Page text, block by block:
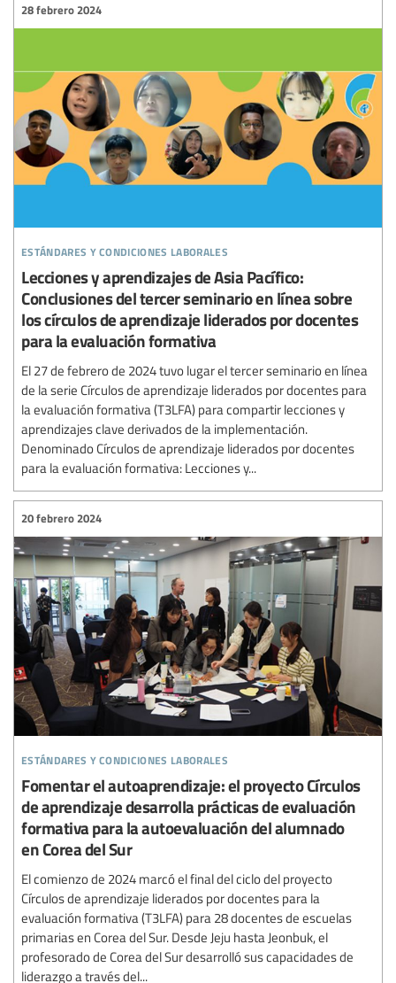
estándares y condiciones laborales
28 febrero 2024
Lecciones y aprendizajes de Asia Pacífico:
Conclusiones del tercer seminario en línea sobre
los círculos de aprendizaje liderados por docentes
para la evaluación formativa
El 27 de febrero de 2024 tuvo lugar el tercer seminario en línea
de la serie Círculos de aprendizaje liderados por docentes para
la evaluación formativa (T3LFA) para compartir lecciones y
aprendizajes clave derivados de la implementación.
Denominado Círculos de aprendizaje liderados por docentes
para la evaluación formativa: Lecciones y...
estándares y condiciones laborales
20 febrero 2024
Fomentar el autoaprendizaje: el proyecto Círculos
de aprendizaje desarrolla prácticas de evaluación
formativa para la autoevaluación del alumnado
en Corea del Sur
El comienzo de 2024 marcó el final del ciclo del proyecto
Círculos de aprendizaje liderados por docentes para la
evaluación formativa (T3LFA) para 28 docentes de escuelas
primarias en Corea del Sur. Desde Jeju hasta Jeonbuk, el
profesorado de Corea del Sur desarrolló sus capacidades de
liderazgo a través del...